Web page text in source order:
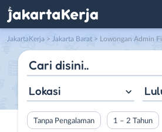
JakartaKerja > Jakarta Barat > Lowongan Admin
Lokasi
Tanpa Pengalaman 1 – 2 Tahun